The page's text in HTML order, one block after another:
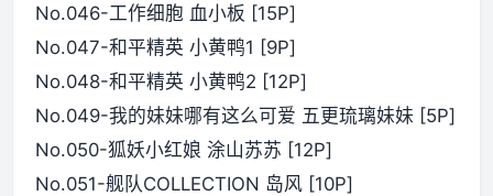
No.046-工作细胞 血小板 [15P]
No.047-和平精英 小黄鸭1 [9P]
No.048-和平精英 小黄鸭2 [12P]
No.049-我的妹妹哪有这么可爱 五更琉璃妹妹 [5P]
No.050-狐妖小红娘 涂山苏苏 [12P]
No.051-舰队COLLECTION 岛风 [10P]